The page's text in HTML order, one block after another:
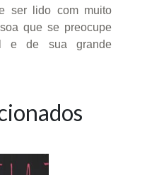
ser lido com muito
que se preocupe
e de sua grande